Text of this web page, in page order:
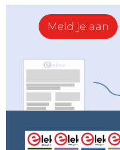
Meld je aan